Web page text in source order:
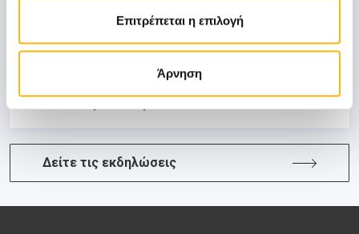
Επιτρέπεται η επιλογή
Άρνηση
ΜΑΙΕΥΤΙΚΗ - ΓΥΝΑΙΚΟΛΟΓΙΚΗ
ΙΑΣΩ: Διημερίδα «Εμβρυϊκή Νευρολογία:
Ο ρόλος της στην προγεννητική διάγνωση
και συμβουλευτική»
Δείτε τις εκδηλώσεις